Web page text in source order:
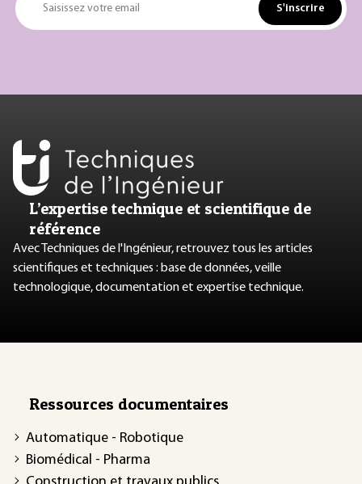
Saisissez votre email S'inscrire
L’expertise technique et scientifique de
référence
Avec Techniques de l'Ingénieur, retrouvez tous les articles
scientifiques et techniques : base de données, veille
technologique, documentation et expertise technique.
Ressources documentaires
Automatique - Robotique
Biomédical - Pharma